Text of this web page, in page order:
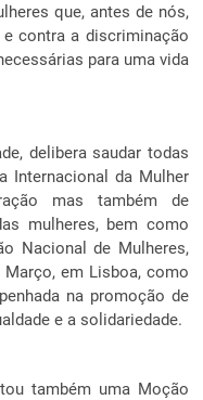
que, antes de nós,
contra a discriminação
para uma vida
delibera saudar todas
Internacional da Mulher
mas também de
mulheres, bem como
Nacional de Mulheres,
em Lisboa, como
na promoção de
e a solidariedade.
também uma Moção